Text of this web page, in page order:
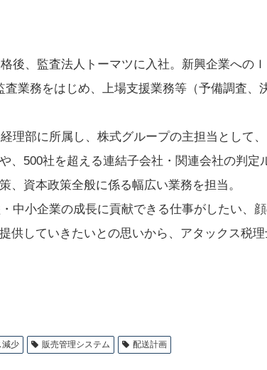
後、監査法人トーマツに入社。新興企業へのＩ
業務をはじめ、上場支援業務等（予備調査、
理部に所属し、株式グループの主担当として、
、500社を超える連結子会社・関連会社の判定
、資本政策全般に係る幅広い業務を担当。
中小企業の成長に貢献できる仕事がしたい、
供していきたいとの思いから、アタックス税
減少 販売管理システム 配送計画